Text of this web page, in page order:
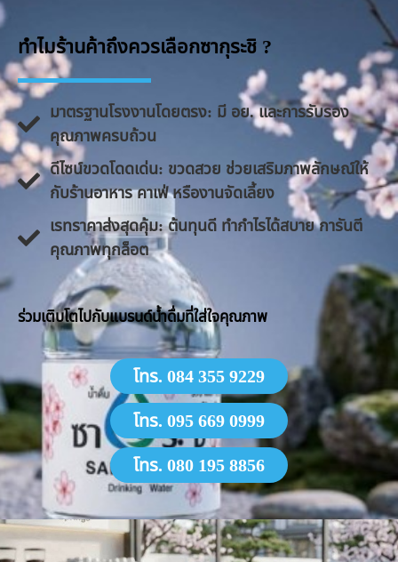
ทำไมร้านค้าถึงควรเลือกซากุระชิ ?
มาตรฐานโรงงานโดยตรง: มี อย. และการรับรอง
คุณภาพครบถ้วน
ดีไซน์ขวดโดดเด่น: ขวดสวย ช่วยเสริมภาพลักษณ์ให้
กับร้านอาหาร คาเฟ่ หรืองานจัดเลี้ยง
​เรทราคาส่งสุดคุ้ม: ต้นทุนดี ทำกำไรได้สบาย การันตี
คุณภาพทุกล็อต
​ร่วมเติบโตไปกับแบรนด์น้ำดื่มที่ใส่ใจคุณภาพ
โทร. 084 355 9229
โทร. 095 669 0999
โทร. 080 195 8856